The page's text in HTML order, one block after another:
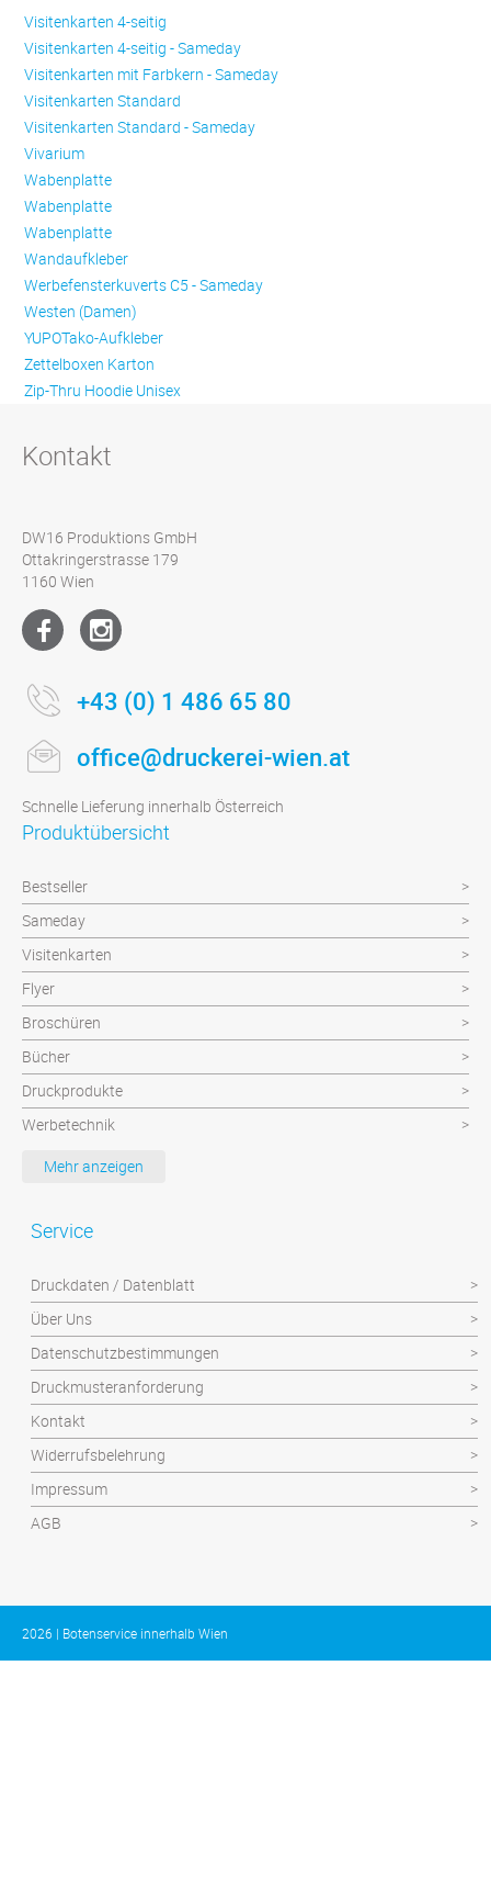
Visitenkarten 4-seitig
Visitenkarten 4-seitig - Sameday
Visitenkarten mit Farbkern - Sameday
Visitenkarten Standard
Visitenkarten Standard - Sameday
Vivarium
Wabenplatte
Wabenplatte
Wabenplatte
Wandaufkleber
Werbefensterkuverts C5 - Sameday
Westen (Damen)
YUPOTako-Aufkleber
Zettelboxen Karton
Zip-Thru Hoodie Unisex
Kontakt
DW16 Produktions GmbH
Ottakringerstrasse 179
1160 Wien
+43 (0) 1 486 65 80
office@druckerei-wien.at
Schnelle Lieferung innerhalb Österreich
Produktübersicht
Bestseller
Sameday
Visitenkarten
Flyer
Broschüren
Bücher
Druckprodukte
Werbetechnik
Werbeartikel
Plattendruck und Schilder
Mehr anzeigen
Service
Druckdaten / Datenblatt
Über Uns
Datenschutzbestimmungen
Druckmusteranforderung
Kontakt
Widerrufsbelehrung
Impressum
AGB
2026 | Botenservice innerhalb Wien